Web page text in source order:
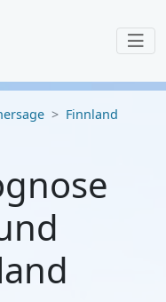
Finnland